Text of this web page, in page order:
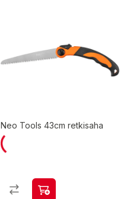
Neo Tools 43cm retkisaha